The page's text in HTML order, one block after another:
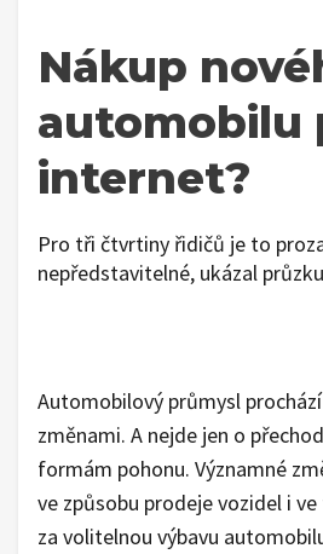
Nákup
automobilu
internet?
Pro tři čtvrtiny řidičů je to
nepředstavitelné, ukázal
Automobilový průmysl
změnami. A nejde jen o
formám pohonu. Významné
ve způsobu prodeje vozidel i
za volitelnou výbavu